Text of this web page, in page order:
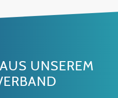
UNSEREM